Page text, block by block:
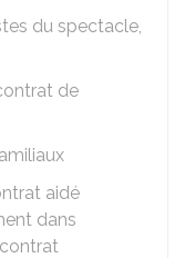
du spectacle,
de
aidé
dans